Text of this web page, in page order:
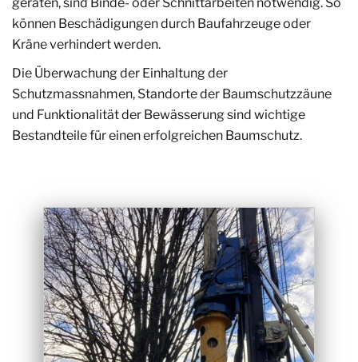
können Beschädigungen durch Baufahrzeuge oder
Kräne verhindert werden.
Die Überwachung der Einhaltung der
Schutzmassnahmen, Standorte der Baumschutzzäune
und Funktionalität der Bewässerung sind wichtige
Bestandteile für einen erfolgreichen Baumschutz.